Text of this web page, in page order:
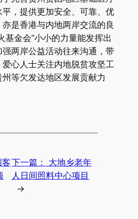
，提供更加安全、可靠、优
是香港与内地两岸交流的良
基金会”小小的力量能发挥出
两岸公益活动往来沟通，带
心人士关注内地脱贫攻坚工
等欠发达地区发展贡献力
客下一篇：
大地乡老年
人日间照料中心项目
→